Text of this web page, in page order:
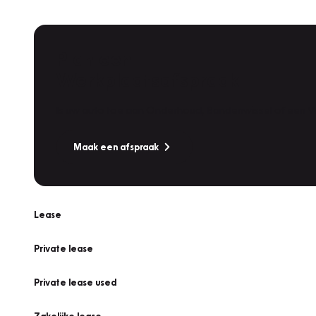
Maak een afspraak
Lease
Private lease
Private lease used